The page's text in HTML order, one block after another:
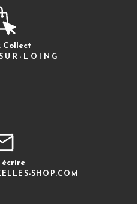
Collect
LOING
écrire
SHOP.COM